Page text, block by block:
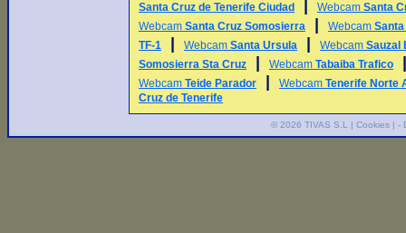
Santa Cruz de Tenerife Ciudad
Webcam Santa
Webcam Santa Cruz Somosierra Webcam Santa
TF-1
Webcam Santa Ursula Webcam Sauzal
Somosierra Sta Cruz
Webcam Tabaiba Trafico
Webcam Teide Parador Webcam Tenerife Norte
Cruz de Tenerife
© 2026 TIVAS S.L | Cookies| -